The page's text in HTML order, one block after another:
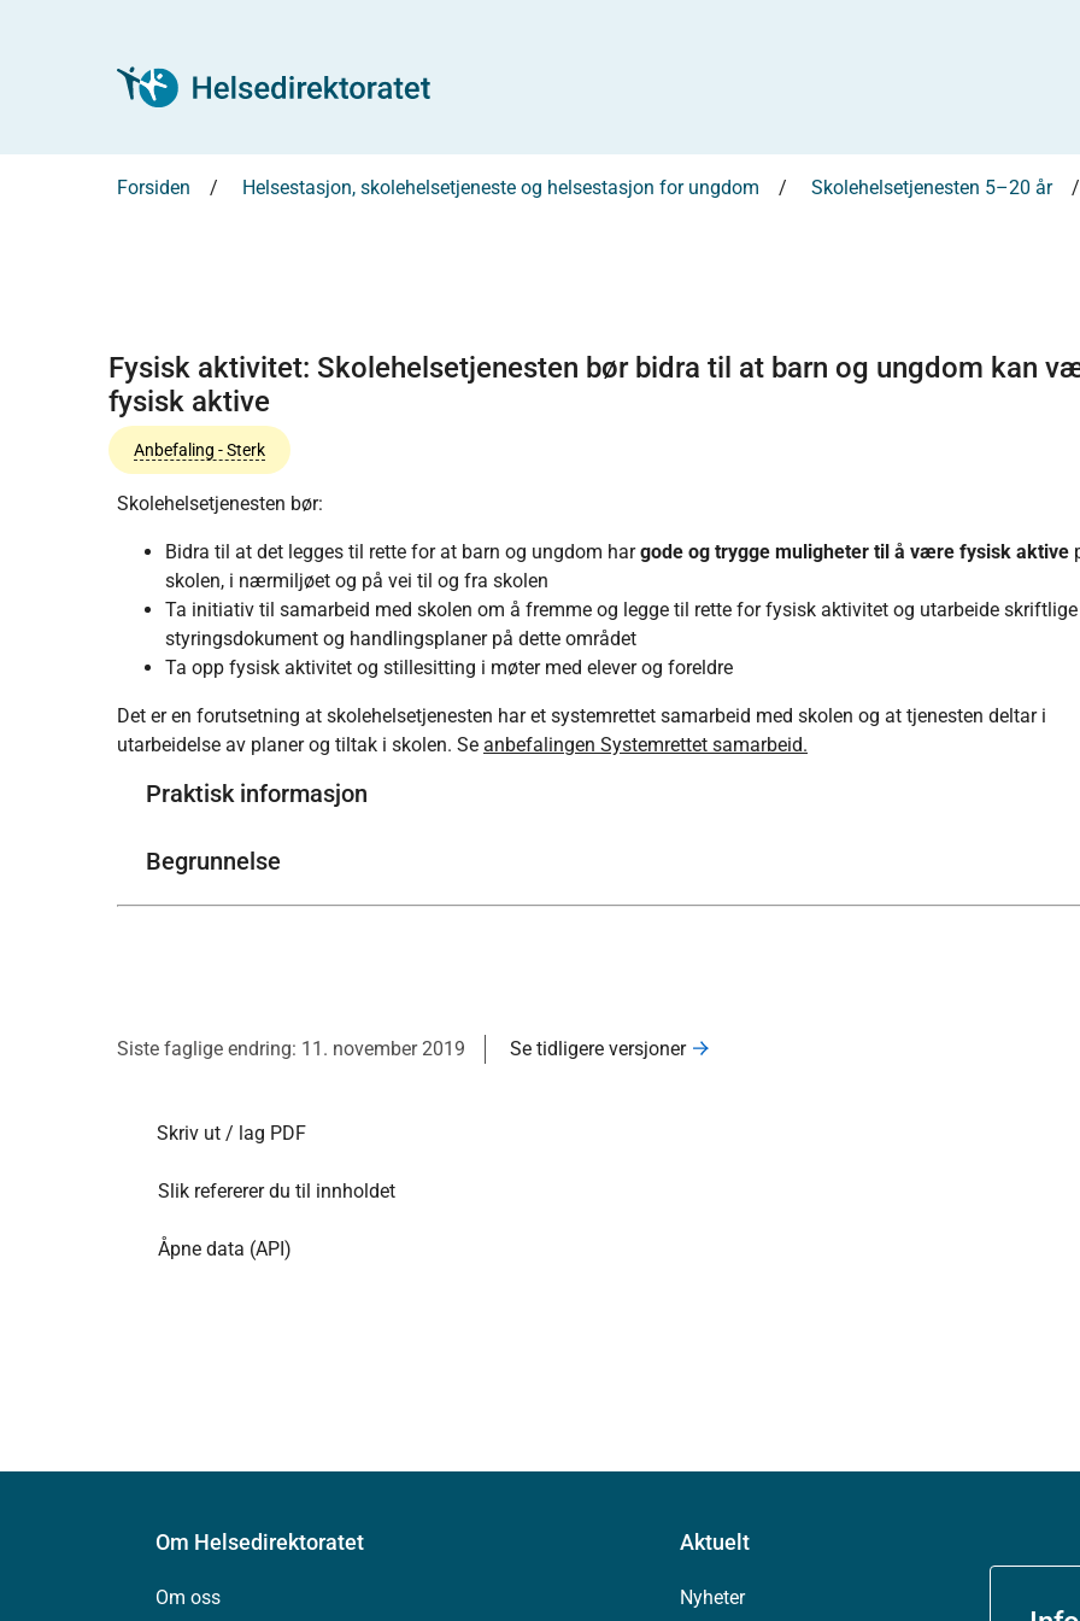
Forsiden Helsestasjon, skolehelsetjeneste og helsestasjon for ungdom Skolehelsetjenesten 5–20 år
Fysisk aktivitet: Skolehelsetjenesten bør bidra til at barn og ungdom kan
fysisk aktive
Anbefaling - Sterk
Skolehelsetjenesten bør:
Bidra til at det legges til rette for at barn og ungdom hargode og trygge muligheter til å være fysisk aktive
skolen, i nærmiljøet og på vei til og fra skolen
Ta initiativ til samarbeid med skolen om å fremme og legge til rette for fysisk aktivitet og utarbeide skriftlige
styringsdokument og handlingsplaner på dette området
Ta opp fysisk aktivitet og stillesitting i møter med elever og foreldre
Det er en forutsetning at skolehelsetjenesten har et systemrettet samarbeid med skolen og at tjenesten deltar i
utarbeidelse av planer og tiltak i skolen. Se anbefalingen Systemrettet samarbeid.
Praktisk informasjon
Begrunnelse
Siste faglige endring: 11. november 2019 Se tidligere versjoner
Skriv ut / lag PDF
Slik refererer du til innholdet
Åpne data (API)
Om Helsedirektoratet
Om oss
Aktuelt
Nyheter